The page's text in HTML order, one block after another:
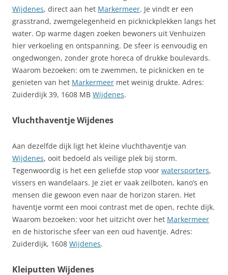
Wijdenes, direct aan het Markermeer. Je vindt er een
grasstrand, zwemgelegenheid en picknickplekken langs het
water. Op warme dagen zoeken bewoners uit Venhuizen
hier verkoeling en ontspanning. De sfeer is eenvoudig en
ongedwongen, zonder grote horeca of drukke boulevards.
Waarom bezoeken: om te zwemmen, te picknicken en te
genieten van het Markermeer met weinig drukte. Adres:
Zuiderdijk 39, 1608 MB Wijdenes.
Vluchthaventje Wijdenes
Aan dezelfde dijk ligt het kleine vluchthaventje van
Wijdenes, ooit bedoeld als veilige plek bij storm.
Tegenwoordig is het een geliefde stop voor watersporters,
vissers en wandelaars. Je ziet er vaak zeilboten, kano’s en
mensen die gewoon even naar de horizon staren. Het
haventje vormt een mooi contrast met de open, rechte dijk.
Waarom bezoeken: voor het uitzicht over het Markermeer
en de historische sfeer van een oud haventje. Adres:
Zuiderdijk, 1608 Wijdenes.
Kleiputten Wijdenes